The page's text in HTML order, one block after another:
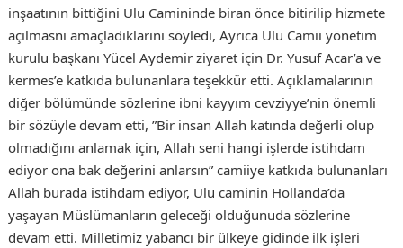
inşaatının bittiğini Ulu Camininde biran önce bitirilip hizmete
açılmasnı amaçladıklarını söyledi, Ayrıca Ulu Camii yönetim
kurulu başkanı Yücel Aydemir ziyaret için Dr. Yusuf Acar’a ve
kermes’e katkıda bulunanlara teşekkür etti. Açıklamalarının
diğer bölümünde sözlerine ibni kayyım cevziyye’nin önemli
bir sözüyle devam etti, ”Bir insan Allah katında değerli olup
olmadığını anlamak için, Allah seni hangi işlerde istihdam
ediyor ona bak değerini anlarsın” camiiye katkıda bulunanları
Allah burada istihdam ediyor, Ulu caminin Hollanda’da
yaşayan Müslümanların geleceği olduğunuda sözlerine
devam etti. Milletimiz yabancı bir ülkeye gidinde ilk işleri